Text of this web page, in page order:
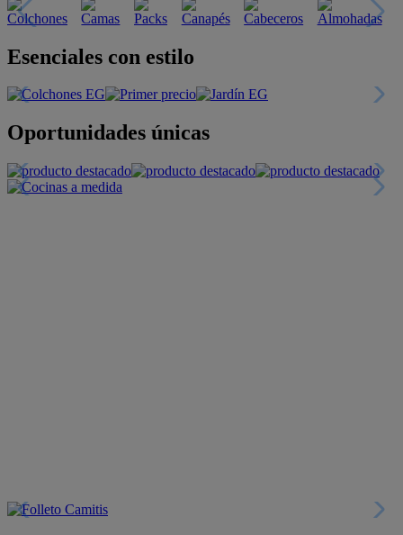
Esenciales con estilo
Oportunidades únicas